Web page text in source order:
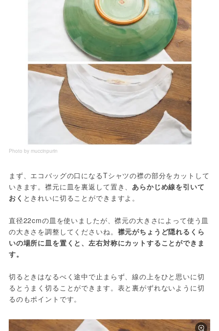
Photo by muccinpurin
まず、エコバッグの口になるTシャツの襟の部分をカットして
いきます。襟元に皿を裏返して置き、あらかじめ線を引いて
おく ときれいに切ることができますよ。
直径22cmの皿を使いましたが、襟元の大きさによって使う皿
の大きさを調整してくださいね。 襟元がちょうど隠れるくら
いの場所に皿を置くと、左右対称にカットすることができま
す。
切るときはなるべく途中で止まらず、線の上をひと思いに切
るとうまく切ることができます。表と裏がずれないように切
るのもポイントです。